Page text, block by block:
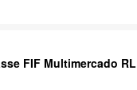
FIF Multimercado RL